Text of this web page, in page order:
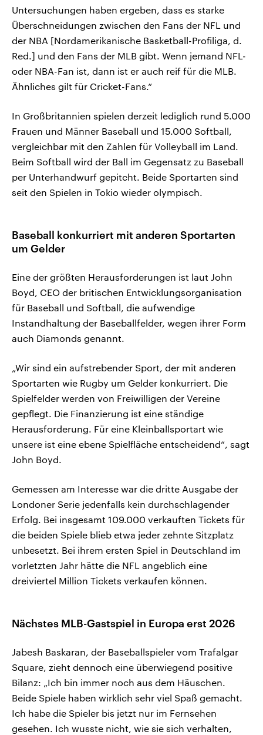
Untersuchungen haben ergeben, dass es starke
Überschneidungen zwischen den Fans der NFL und
der NBA [Nordamerikanische Basketball-Profiliga, d.
Red.] und den Fans der MLB gibt. Wenn jemand NFL-
oder NBA-Fan ist, dann ist er auch reif für die MLB.
Ähnliches gilt für Cricket-Fans.“
In Großbritannien spielen derzeit lediglich rund 5.000
Frauen und Männer Baseball und 15.000 Softball,
vergleichbar mit den Zahlen für Volleyball im Land.
Beim Softball wird der Ball im Gegensatz zu Baseball
per Unterhandwurf gepitcht. Beide Sportarten sind
seit den Spielen in Tokio wieder olympisch.
Baseball konkurriert mit anderen Sportarten
um Gelder
Eine der größten Herausforderungen ist laut John
Boyd, CEO der britischen Entwicklungsorganisation
für Baseball und Softball, die aufwendige
Instandhaltung der Baseballfelder, wegen ihrer Form
auch Diamonds genannt.
„Wir sind ein aufstrebender Sport, der mit anderen
Sportarten wie Rugby um Gelder konkurriert. Die
Spielfelder werden von Freiwilligen der Vereine
gepflegt. Die Finanzierung ist eine ständige
Herausforderung. Für eine Kleinballsportart wie
unsere ist eine ebene Spielfläche entscheidend“, sagt
John Boyd.
Gemessen am Interesse war die dritte Ausgabe der
Londoner Serie jedenfalls kein durchschlagender
Erfolg. Bei insgesamt 109.000 verkauften Tickets für
die beiden Spiele blieb etwa jeder zehnte Sitzplatz
unbesetzt. Bei ihrem ersten Spiel in Deutschland im
vorletzten Jahr hätte die NFL angeblich eine
dreiviertel Million Tickets verkaufen können.
Nächstes MLB-Gastspiel in Europa erst 2026
Jabesh Baskaran, der Baseballspieler vom Trafalgar
Square, zieht dennoch eine überwiegend positive
Bilanz: „Ich bin immer noch aus dem Häuschen.
Beide Spiele haben wirklich sehr viel Spaß gemacht.
Ich habe die Spieler bis jetzt nur im Fernsehen
gesehen. Ich wusste nicht, wie sie sich verhalten,